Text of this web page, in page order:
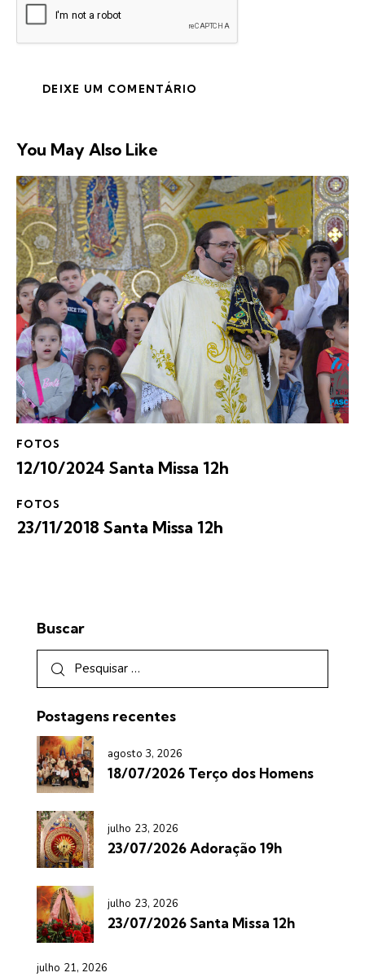
You May Also Like
FOTOS
12/10/2024 Santa Missa 12h
FOTOS
23/11/2018 Santa Missa 12h
Buscar
Postagens recentes
agosto 3, 2026
18/07/2026 Terço dos Homens
julho 23, 2026
23/07/2026 Adoração 19h
julho 23, 2026
23/07/2026 Santa Missa 12h
julho 21, 2026